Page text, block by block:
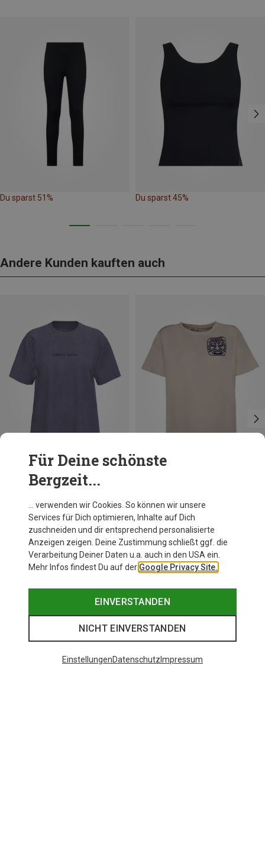
Du sparst 51% Du sparst 45%
Andere Kunden kauften auch
Du sparst 61%
Für Deine schönste
Bergzeit...
… verwenden wir Cookies. So können wir unsere
Services für Dich optimieren, Inhalte auf Dich
zuschneiden und dir entsprechend personalisierte
Anzeigen zeigen. Deine Zustimmung schließt ggf. die
Verarbeitung Deiner Daten u.a. auch in den USA ein.
Mehr Infos findest Du auf der Google Privacy Site.
EINVERSTANDEN
NICHT EINVERSTANDEN
EinstellungenDatenschutz Impressum